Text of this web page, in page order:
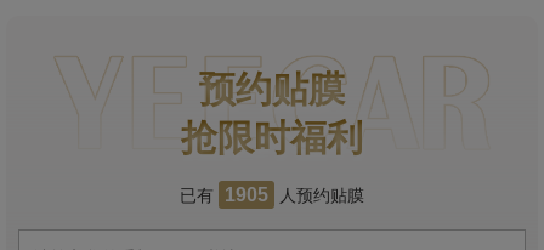
预约贴膜
抢限时福利
已有 1905 人预约贴膜